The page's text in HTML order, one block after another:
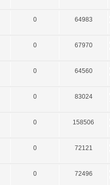
0 64983
0 67970
0 64560
0 83024
0 158506
0 72121
0 72496